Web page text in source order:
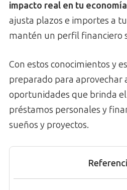
impacto real en tu economía
ajusta plazos e importes a
mantén un perfil financiero
Con estos conocimientos y
preparado para aprovechar
oportunidades que brinda
préstamos personales y
sueños y proyectos.